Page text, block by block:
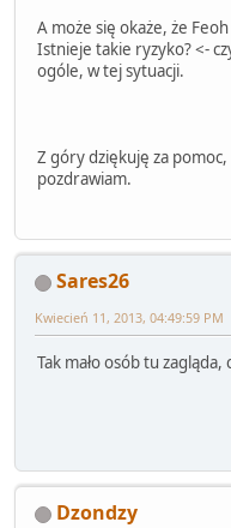
A może się okaże, że
Istnieje takie ryzyko? <-
ogóle, w tej sytuacji.
Z góry dziękuję za pomoc,
pozdrawiam.
Sares26
Kwiecień 11, 2013, 04:49:59 PM
Tak mało osób tu
Dzondzy